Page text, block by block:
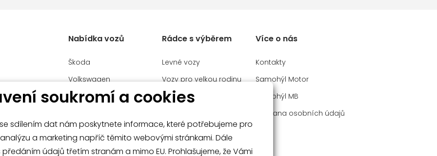
telefonu
MB
Nabídka vozů
Škoda
Volkswagen
Užitkové vozy
Volkswagen
Audi
Mercedes-Benz
Rádce s výběrem
Levné vozy
Vozy pro velkou rodinu
Manažerské vozy
Velké vozy a SUV
Více o nás
Kontakty
Samohýl Motor
Samohýl MB
Ochrana osobních údajů
soukromí a cookies
sdílením dat nám poskytnete informace, které potřebujeme pro
a marketing napříč těmito webovými stránkami. Dále
údajů třetím stranám a mimo EU. Prohlašujeme, že Vámi